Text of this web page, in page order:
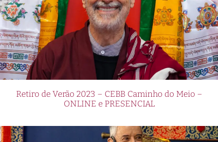
Retiro de Verão 2023 – CEBB Caminho do Meio –
ONLINE e PRESENCIAL